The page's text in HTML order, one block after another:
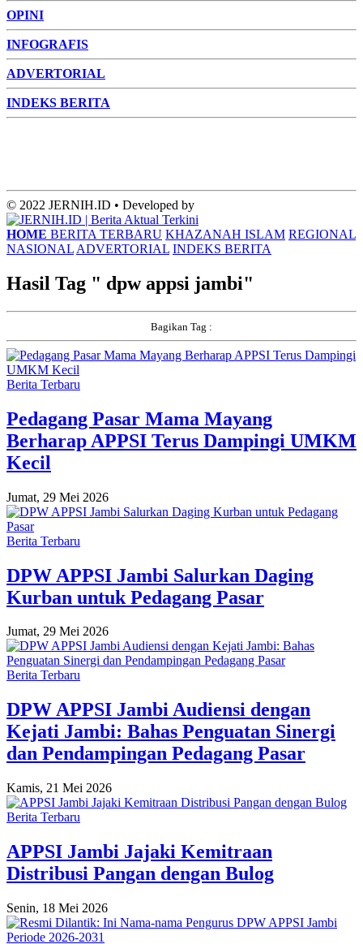
OPINI
INFOGRAFIS
ADVERTORIAL
INDEKS BERITA
© 2022 JERNIH.ID • Developed by
HOME BERITA TERBARU KHAZANAH ISLAM REGIONAL
NASIONAL ADVERTORIAL INDEKS BERITA
Hasil Tag " dpw appsi jambi"
Bagikan Tag :
Berita Terbaru
Pedagang Pasar Mama Mayang
Berharap APPSI Terus Dampingi UMKM
Kecil
Jumat, 29 Mei 2026
Berita Terbaru
DPW APPSI Jambi Salurkan Daging
Kurban untuk Pedagang Pasar
Jumat, 29 Mei 2026
Berita Terbaru
DPW APPSI Jambi Audiensi dengan
Kejati Jambi: Bahas Penguatan Sinergi
dan Pendampingan Pedagang Pasar
Kamis, 21 Mei 2026
Berita Terbaru
APPSI Jambi Jajaki Kemitraan
Distribusi Pangan dengan Bulog
Senin, 18 Mei 2026